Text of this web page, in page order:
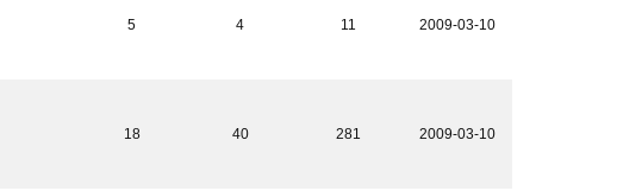
5
4 11 2009-03-10
18
40 281 2009-03-10